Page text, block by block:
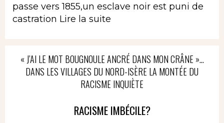
passe vers 1855,un esclave noir est puni de
castration Lire la suite
« J’AI LE MOT BOUGNOULE ANCRÉ DANS MON CRÂNE »…
DANS LES VILLAGES DU NORD-ISÈRE LA MONTÉE DU
RACISME INQUIÈTE
RACISME IMBÉCILE?